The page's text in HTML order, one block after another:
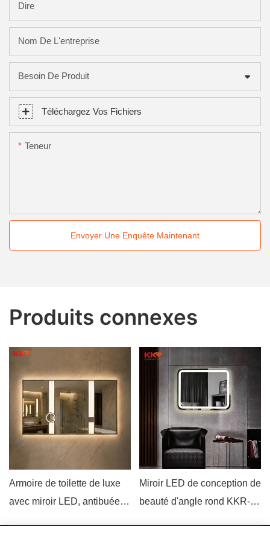
Dire
Nom De L'entreprise
Besoin De Produit
Téléchargez Vos Fichiers
Teneur
Envoyer Une Enquête Maintenant
Produits connexes
Armoire de toilette de luxe
avec miroir LED, antibuée et
Miroir LED de conception de
beauté d'angle rond KKR-